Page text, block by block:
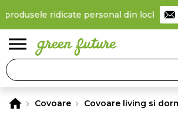
ridicate personal din locker
Covoare Covoare living si